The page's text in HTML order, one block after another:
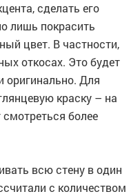
сделать его
лишь покрасить
цвет. В частности,
откосах. Это будет
оригинально. Для
краску – на
более
всю стену в один
с количеством